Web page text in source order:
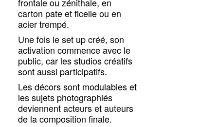
carton pate et ficelle ou en
acier trempé.
Une fois le set up créé, son
activation commence avec le
public, car les studios créatifs
sont aussi participatifs.
Les décors sont modulables et
les sujets photographiés
deviennent acteurs et auteurs
de la composition finale.